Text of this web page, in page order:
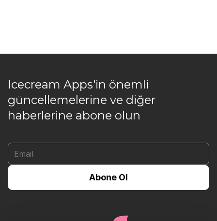
Icecream Apps'in önemli
güncellemelerine ve diğer
haberlerine abone olun